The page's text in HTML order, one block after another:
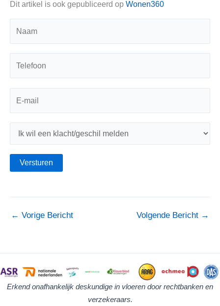
Dit artikel is ook gepubliceerd op Wonen360
← Vorige Bericht Volgende Bericht →
Erkend onafhankelijk deskundige in vloeren door rechtbanken en
verzekeraars.